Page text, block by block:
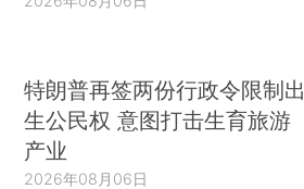
特朗普再签两份行政令限制出
生公民权 意图打击生育旅游
产业
2026年08月06日